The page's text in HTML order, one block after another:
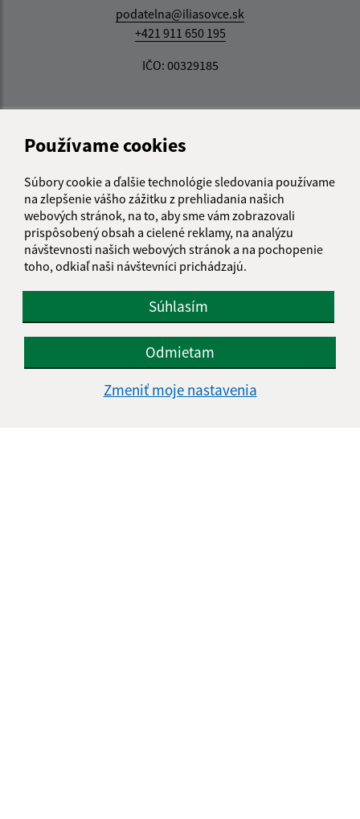
Používame cookies
Súbory cookie a ďalšie technológie sledovania používame
na zlepšenie vášho zážitku z prehliadania našich
webových stránok, na to, aby sme vám zobrazovali
prispôsobený obsah a cielené reklamy, na analýzu
návštevnosti našich webových stránok a na pochopenie
toho, odkiaľ naši návštevníci prichádzajú.
Súhlasím
Odmietam
Zmeniť moje nastavenia
podatelna@iliasovce.sk
+421 911 650 195
IČO: 00329185
Informácie o stránke:
Vyhlásenie o prístupnosti